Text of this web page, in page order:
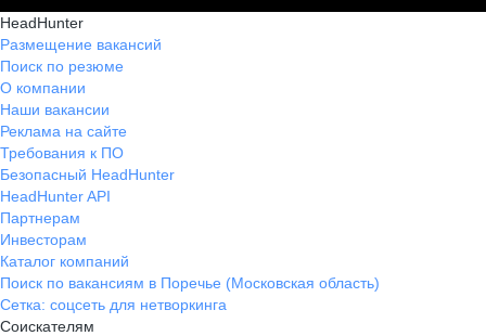
HeadHunter
Размещение вакансий
Поиск по резюме
О компании
Наши вакансии
Реклама на сайте
Требования к ПО
Безопасный HeadHunter
HeadHunter API
Партнерам
Инвесторам
Каталог компаний
Поиск по вакансиям в Поречье (Московская область)
Сетка: соцсеть для нетворкинга
Соискателям